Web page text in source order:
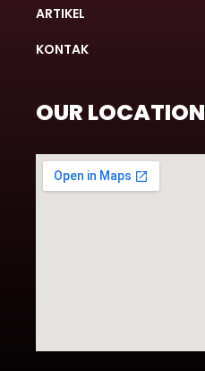
ARTIKEL
KONTAK
OUR LOCATION